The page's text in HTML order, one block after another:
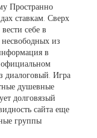
Пространно
ставкам. Сверх
себе в
из
в
официальном
диалоговый. Игра
душевные
долговязый
сайта еще
группы